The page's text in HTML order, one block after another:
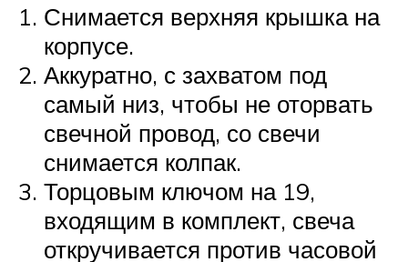
Снимается верхняя крышка на
корпусе.
Аккуратно, с захватом под
самый низ, чтобы не оторвать
свечной провод, со свечи
снимается колпак.
Торцовым ключом на 19,
входящим в комплект, свеча
откручивается против часовой